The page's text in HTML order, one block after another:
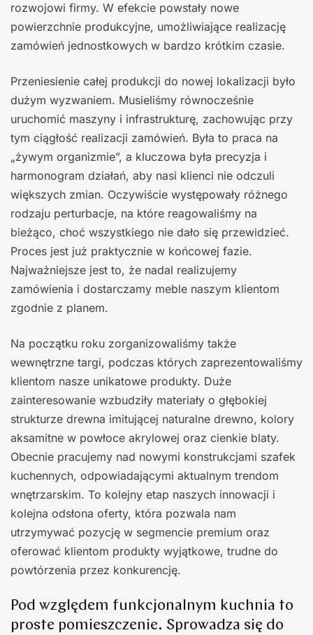
rozwojowi firmy. W efekcie powstały nowe
powierzchnie produkcyjne, umożliwiające realizację
zamówień jednostkowych w bardzo krótkim czasie.
Przeniesienie całej produkcji do nowej lokalizacji było
dużym wyzwaniem. Musieliśmy równocześnie
uruchomić maszyny i infrastrukturę, zachowując przy
tym ciągłość realizacji zamówień. Była to praca na
„żywym organizmie”, a kluczowa była precyzja i
harmonogram działań, aby nasi klienci nie odczuli
większych zmian. Oczywiście występowały różnego
rodzaju perturbacje, na które reagowaliśmy na
bieżąco, choć wszystkiego nie dało się przewidzieć.
Proces jest już praktycznie w końcowej fazie.
Najważniejsze jest to, że nadal realizujemy
zamówienia i dostarczamy meble naszym klientom
zgodnie z planem.
Na początku roku zorganizowaliśmy także
wewnętrzne targi, podczas których zaprezentowaliśmy
klientom nasze unikatowe produkty. Duże
zainteresowanie wzbudziły materiały o głębokiej
strukturze drewna imitującej naturalne drewno, kolory
aksamitne w powłoce akrylowej oraz cienkie blaty.
Obecnie pracujemy nad nowymi konstrukcjami szafek
kuchennych, odpowiadającymi aktualnym trendom
wnętrzarskim. To kolejny etap naszych innowacji i
kolejna odsłona oferty, która pozwala nam
utrzymywać pozycję w segmencie premium oraz
oferować klientom produkty wyjątkowe, trudne do
powtórzenia przez konkurencję.
Pod względem funkcjonalnym kuchnia to
proste pomieszczenie. Sprowadza się do